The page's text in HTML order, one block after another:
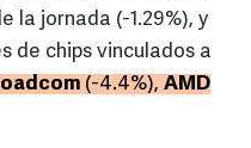
la jornada (-1.29%), y
de chips vinculados a
(-4.4%), AMD